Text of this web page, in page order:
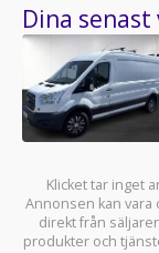
Dina
Klicket tar inget
Annonsen kan vara
direkt från
produkter och